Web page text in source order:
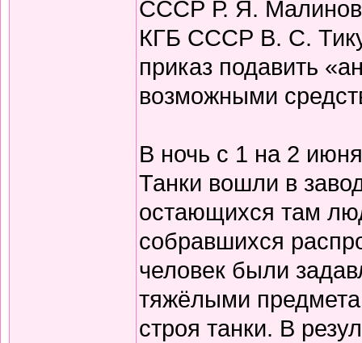
СССР Р. Я.
КГБ СССР В. С.
приказ подавить
возможными
В ночь с 1 на 2
Танки вошли в
остающихся там
собравшихся
человек были
тяжёлыми
строя танки. В